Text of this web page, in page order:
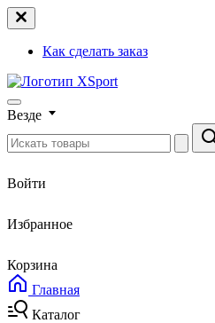
Как сделать заказ
Везде
Войти
Избранное
Корзина
Главная
Каталог